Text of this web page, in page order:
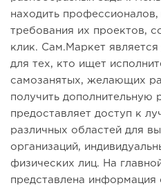
находить
требования их проектов,
клик. Сам.Маркет
для тех, кто ищет
самозанятых, желающих
получить дополнительную
предоставляет доступ к
различных областей для
организаций,
физических лиц. На
представлена информация